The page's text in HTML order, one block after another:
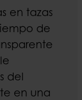
en tazas
de
del
en una